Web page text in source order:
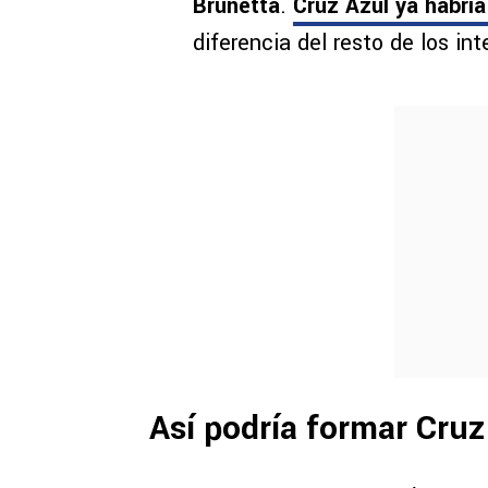
Brunetta. Cruz Azul ya
diferencia del resto de los
Así podría formar